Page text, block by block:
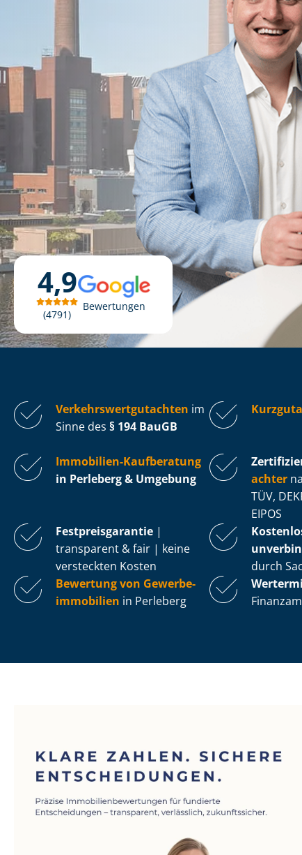
4,9
4791
Bewertungen
Ver­kehrs­wert­gut­ach­ten im
Sinne des § 194 BauGB
Immobilien-Kaufberatung
in Perleberg & Umgebung
ach­ter
TÜV,
EIPOS
Fest­preis­ga­ran­tie |
transparent & fair | keine
versteckten Kosten
durch
Bewertung von Ge­wer­be­
im­mo­bi­li­en in Perleberg